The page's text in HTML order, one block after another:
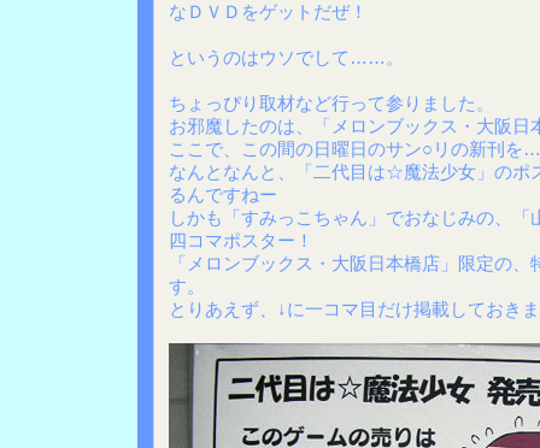
なＤＶＤをゲットだぜ！
というのはウソでして……。
ちょっぴり取材など行って参りました。
お邪魔したのは、「メロンブックス・大阪日
ここで、この間の日曜日のサン○リの新刊
なんとなんと、「二代目は☆魔法少女」のポ
るんですねー
しかも「すみっこちゃん」でおなじみの、
四コマポスター！
「メロンブックス・大阪日本橋店」限定の
す。
とりあえず、↓に一コマ目だけ掲載してお